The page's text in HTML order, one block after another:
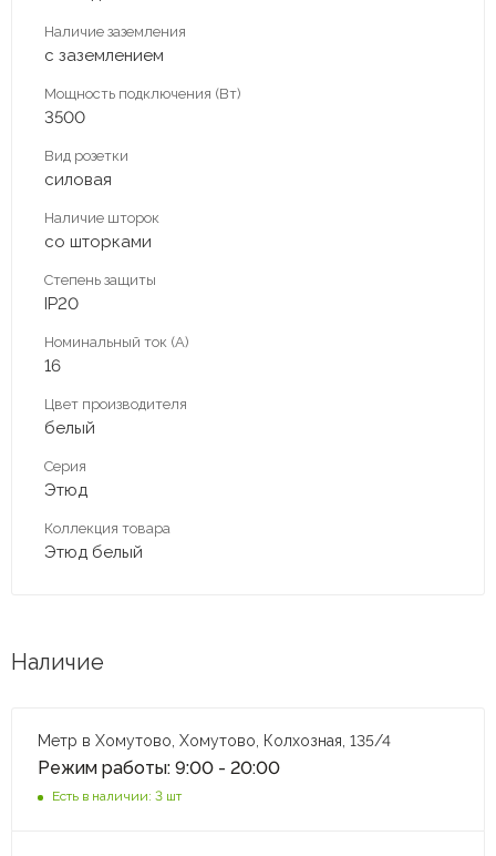
Наличие заземления
с заземлением
Мощность подключения (Вт)
3500
Вид розетки
силовая
Наличие шторок
со шторками
Степень защиты
IP20
Номинальный ток (А)
16
Цвет производителя
белый
Серия
Этюд
Коллекция товара
Этюд белый
Наличие
Метр в Хомутово, Хомутово, Колхозная, 135/4
Режим работы: 9:00 - 20:00
Есть в наличии: 3 шт